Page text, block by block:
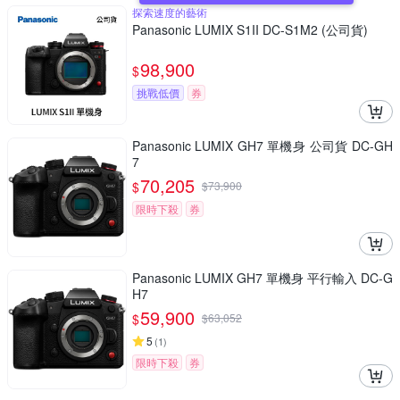
探索速度的藝術
Panasonic LUMIX S1II DC-S1M2 (公司貨)
$98,900
挑戰低價 券
Panasonic LUMIX GH7 單機身 公司貨 DC-GH
7
$70,205 $73,900
限時下殺
券
Panasonic LUMIX GH7 單機身 平行輸入 DC-G
H7
$59,900 $63,052
5 (1)
限時下殺 券